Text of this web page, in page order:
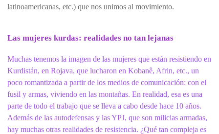
latinoamericanas, etc.) que nos unimos al movimiento.
Las mujeres kurdas: realidades no tan lejanas
Muchas tenemos la imagen de las mujeres que están resistiendo en
Kurdistán, en Rojava, que lucharon en Kobanê, Afrin, etc., un
poco romantizada a partir de los medios de comunicación: con el
fusil y armas, viviendo en las montañas. En realidad, esa es una
parte de todo el trabajo que se lleva a cabo desde hace 10 años.
Además de las autodefensas y las YPJ, que son milicias armadas,
hay muchas otras realidades de resistencia. ¿Qué tan compleja es